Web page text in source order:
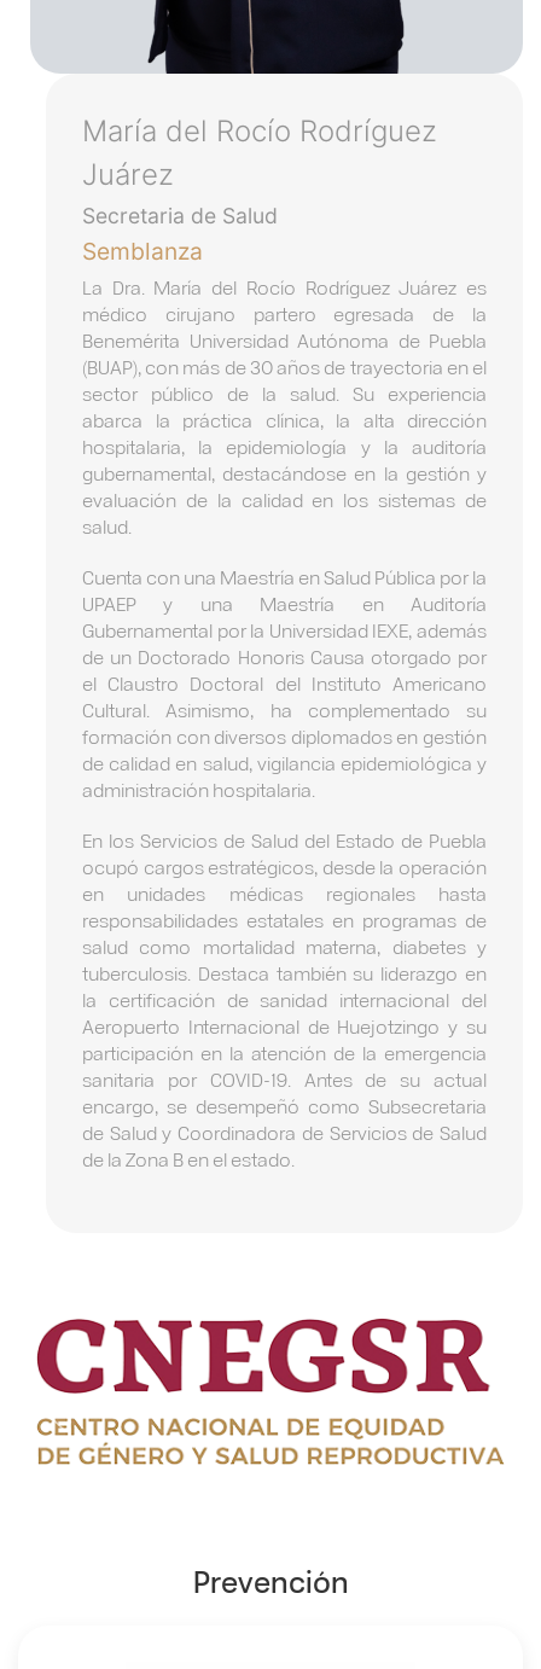
María del Rocío Rodríguez
Juárez
Secretaria de Salud
Semblanza
La Dra. María del Rocío Rodríguez Juárez es
médico cirujano partero egresada de la
Benemérita Universidad Autónoma de Puebla
(BUAP), con más de 30 años de trayectoria en el
sector público de la salud. Su experiencia
abarca la práctica clínica, la alta dirección
hospitalaria, la epidemiología y la auditoría
gubernamental, destacándose en la gestión y
evaluación de la calidad en los sistemas de
salud.
Cuenta con una Maestría en Salud Pública por la
UPAEP y una Maestría en Auditoría
Gubernamental por la Universidad IEXE, además
de un Doctorado Honoris Causa otorgado por
el Claustro Doctoral del Instituto Americano
Cultural. Asimismo, ha complementado su
formación con diversos diplomados en gestión
de calidad en salud, vigilancia epidemiológica y
administración hospitalaria.
En los Servicios de Salud del Estado de Puebla
ocupó cargos estratégicos, desde la operación
en unidades médicas regionales hasta
responsabilidades estatales en programas de
salud como mortalidad materna, diabetes y
tuberculosis. Destaca también su liderazgo en
la certificación de sanidad internacional del
Aeropuerto Internacional de Huejotzingo y su
participación en la atención de la emergencia
sanitaria por COVID-19. Antes de su actual
encargo, se desempeñó como Subsecretaria
de Salud y Coordinadora de Servicios de Salud
de la Zona B en el estado.
Prevención